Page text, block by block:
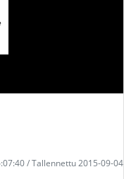
/ Tallennettu 2015-09-04